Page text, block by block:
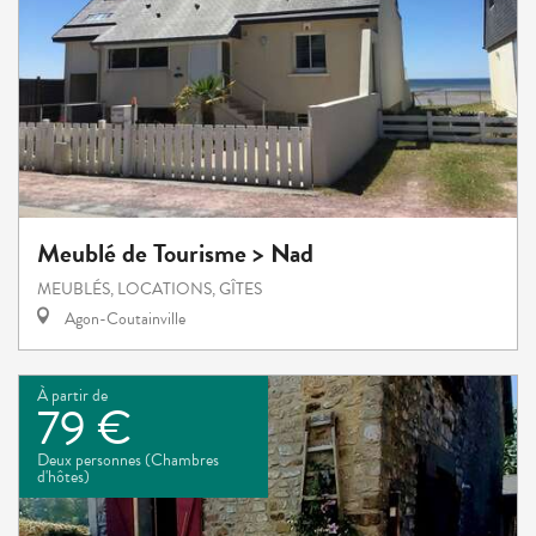
Meublé de Tourisme > Nad
MEUBLÉS, LOCATIONS, GÎTES
Agon-Coutainville
À partir de
79 €
Deux personnes (Chambres
d'hôtes)